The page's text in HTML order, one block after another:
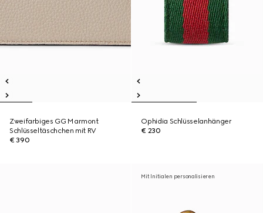
Zweifarbiges GG Marmont
Schlüsseltäschchen mit RV
€ 390
Ophidia Schlüsselanhänger
€ 230
Mit Initialen personalisieren